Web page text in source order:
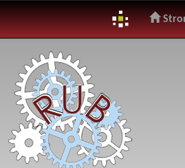
navigation